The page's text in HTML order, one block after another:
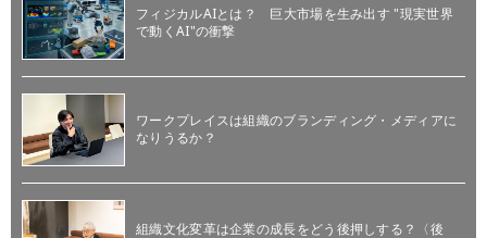
フィジカルAIとは？ 巨大市場を生み出す "現実世界
で動くAI"の衝撃
ワークプレイスは組織のブランディング・メディアに
なりうるか？
組織文化変革は企業の成長をどう後押しする？〈後